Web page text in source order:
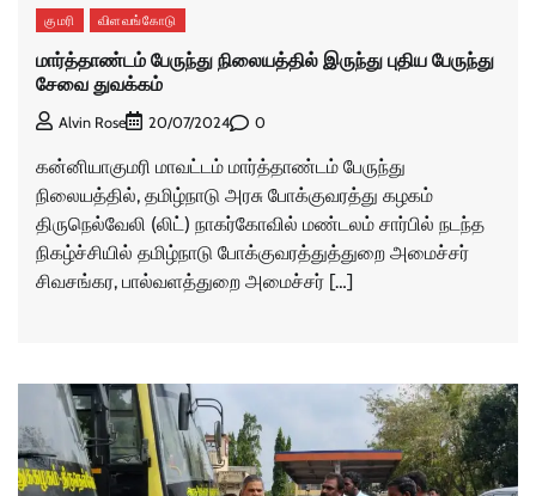
குமரி விளவங்கோடு
மார்த்தாண்டம் பேருந்து நிலையத்தில் இருந்து புதிய பேருந்து
சேவை துவக்கம்
Alvin Rose 20/07/2024 0
கன்னியாகுமரி மாவட்டம் மார்த்தாண்டம் பேருந்து
நிலையத்தில், தமிழ்நாடு அரசு போக்குவரத்து கழகம்
திருநெல்வேலி (லிட்) நாகர்கோவில் மண்டலம் சார்பில் நடந்த
நிகழ்ச்சியில் தமிழ்நாடு போக்குவரத்துத்துறை அமைச்சர்
சிவசங்கர, பால்வளத்துறை அமைச்சர் […]